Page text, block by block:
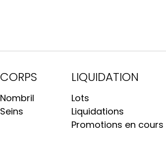
CORPS
Nombril
Seins
LIQUIDATION
Lots
Liquidations
Promotions en cours